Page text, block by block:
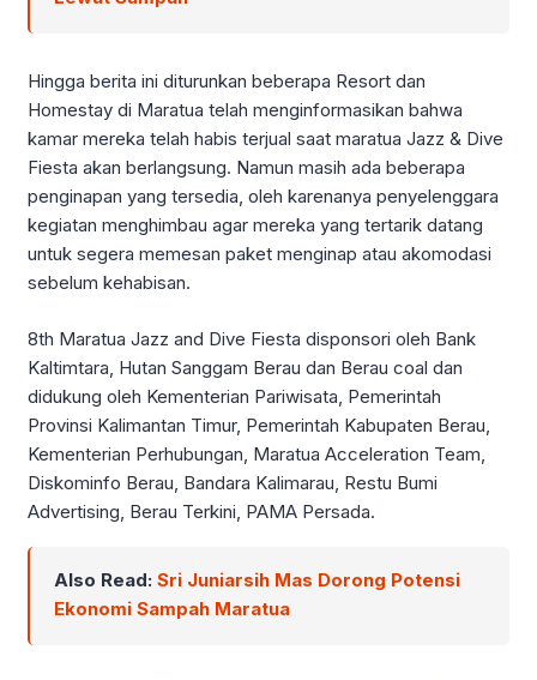
Hingga berita ini diturunkan beberapa Resort dan
Homestay di Maratua telah menginformasikan bahwa
kamar mereka telah habis terjual saat maratua Jazz & Dive
Fiesta akan berlangsung. Namun masih ada beberapa
penginapan yang tersedia, oleh karenanya penyelenggara
kegiatan menghimbau agar mereka yang tertarik datang
untuk segera memesan paket menginap atau akomodasi
sebelum kehabisan.
8th Maratua Jazz and Dive Fiesta disponsori oleh Bank
Kaltimtara, Hutan Sanggam Berau dan Berau coal dan
didukung oleh Kementerian Pariwisata, Pemerintah
Provinsi Kalimantan Timur, Pemerintah Kabupaten Berau,
Kementerian Perhubungan, Maratua Acceleration Team,
Diskominfo Berau, Bandara Kalimarau, Restu Bumi
Advertising, Berau Terkini, PAMA Persada.
Also Read: Sri Juniarsih Mas Dorong Potensi
Ekonomi Sampah Maratua